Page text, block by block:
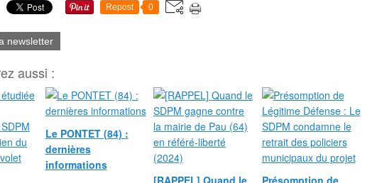
Repost 0
newsletter
aussi :
Le PONTET (84) :
dernières
informations
[RAPPEL] Quand le
Présomption de